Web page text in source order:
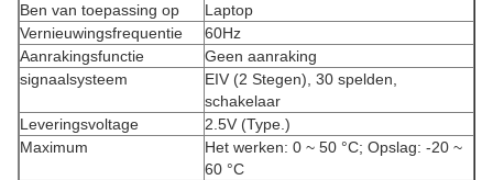
Ben van toepassing op
Laptop
Vernieuwingsfrequentie
60Hz
Aanrakingsfunctie
Geen aanraking
signaalsysteem
EIV (2 Stegen), 30 spelden,
schakelaar
Leveringsvoltage
2.5V (Type.)
Maximum
Het werken: 0 ~ 50 °C; Opslag: -20 ~
60 °C